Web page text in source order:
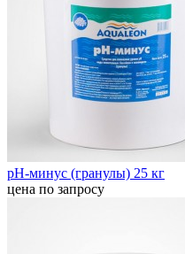
pH-минус (гранулы) 25 кг
цена по запросу